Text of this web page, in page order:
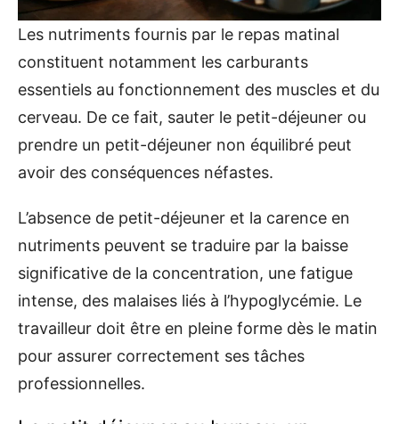
Les nutriments fournis par le repas matinal
constituent notamment les carburants
essentiels au fonctionnement des muscles et du
cerveau. De ce fait, sauter le petit-déjeuner ou
prendre un petit-déjeuner non équilibré peut
avoir des conséquences néfastes.
L’absence de petit-déjeuner et la carence en
nutriments peuvent se traduire par la baisse
significative de la concentration, une fatigue
intense, des malaises liés à l’hypoglycémie. Le
travailleur doit être en pleine forme dès le matin
pour assurer correctement ses tâches
professionnelles.